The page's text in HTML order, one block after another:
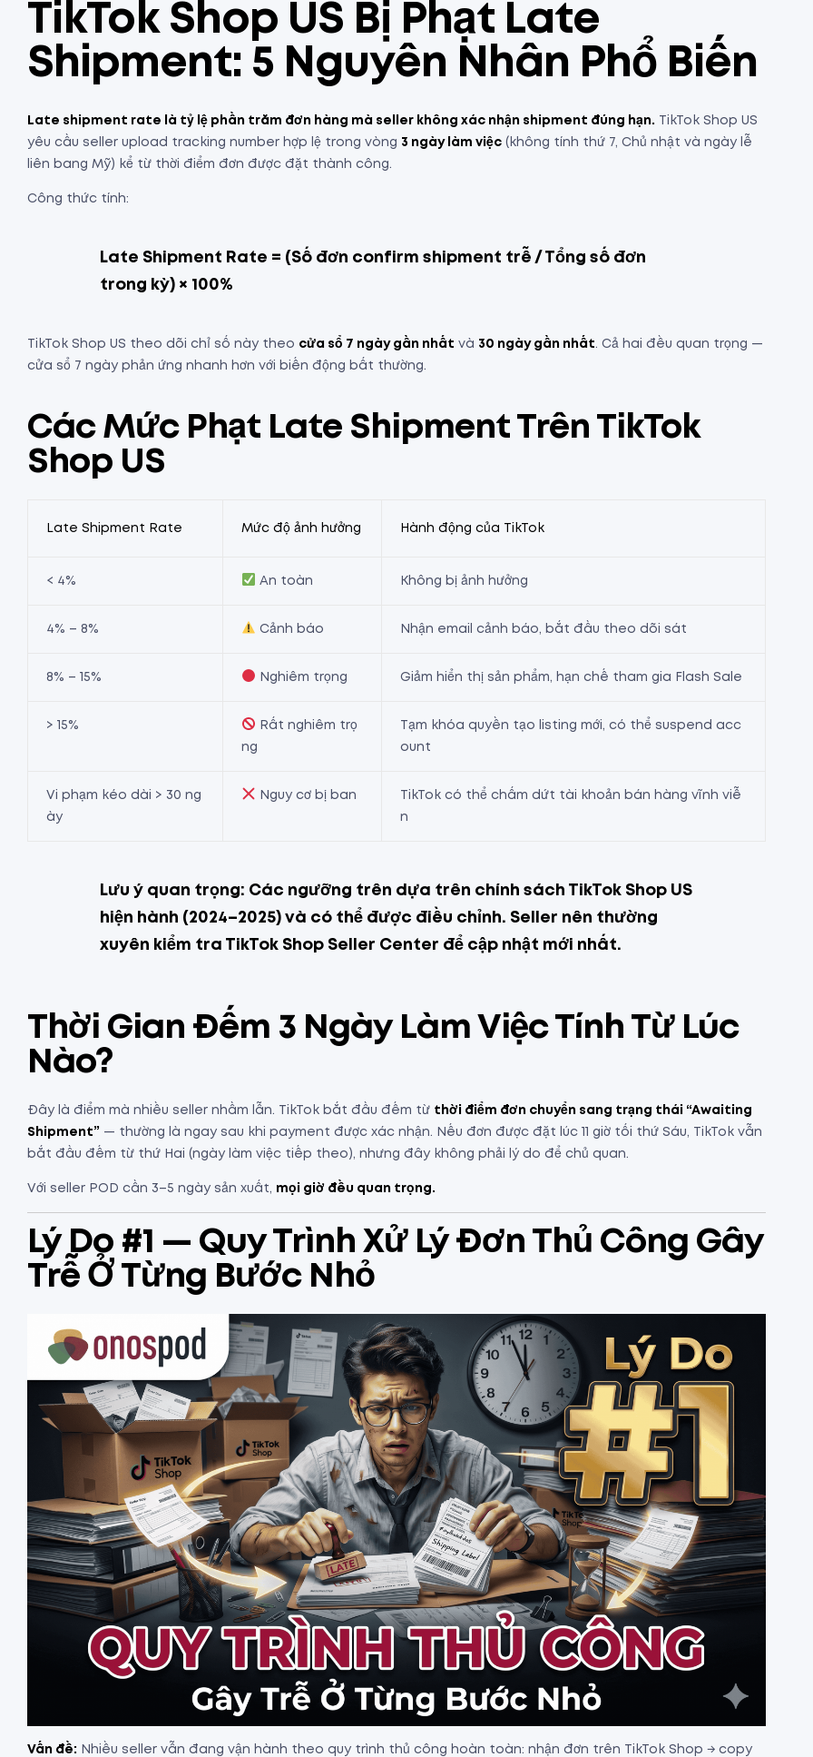
TikTok Shop US Bị Phạt Late
Shipment: 5 Nguyên Nhân Phổ Biến
Late shipment rate là tỷ lệ phần trăm đơn hàng mà seller không xác nhận shipment đúng hạn. TikTok Shop US
yêu cầu seller upload tracking number hợp lệ trong vòng 3 ngày làm việc (không tính thứ 7, Chủ nhật và ngày lễ
liên bang Mỹ) kể từ thời điểm đơn được đặt thành công.
Công thức tính:
Late Shipment Rate = (Số đơn confirm shipment trễ / Tổng số đơn
trong kỳ) × 100%
TikTok Shop US theo dõi chỉ số này theo cửa sổ 7 ngày gần nhất và 30 ngày gần nhất. Cả hai đều quan trọng —
cửa sổ 7 ngày phản ứng nhanh hơn với biến động bất thường.
Các Mức Phạt Late Shipment Trên TikTok
Shop US
Late Shipment Rate Mức độ ảnh hưởng Hành động của TikTok
< 4% An toàn Không bị ảnh hưởng
4% – 8% Cảnh báo Nhận email cảnh báo, bắt đầu theo dõi sát
8% – 15% Nghiêm trọng Giảm hiển thị sản phẩm, hạn chế tham gia Flash Sale
> 15%
Rất nghiêm trọ
ng
Tạm khóa quyền tạo listing mới, có thể suspend acc
ount
Vi phạm kéo dài > 30 ng
ày
Nguy cơ bị ban
TikTok có thể chấm dứt tài khoản bán hàng vĩnh viễ
n
Lưu ý quan trọng: Các ngưỡng trên dựa trên chính sách TikTok Shop US
hiện hành (2024–2025) và có thể được điều chỉnh. Seller nên thường
xuyên kiểm tra TikTok Shop Seller Center để cập nhật mới nhất.
Thời Gian Đếm 3 Ngày Làm Việc Tính Từ Lúc
Nào?
Đây là điểm mà nhiều seller nhầm lẫn. TikTok bắt đầu đếm từ thời điểm đơn chuyển sang trạng thái “Awaiting
Shipment” — thường là ngay sau khi payment được xác nhận. Nếu đơn được đặt lúc 11 giờ tối thứ Sáu, TikTok vẫn
bắt đầu đếm từ thứ Hai (ngày làm việc tiếp theo), nhưng đây không phải lý do để chủ quan.
Với seller POD cần 3–5 ngày sản xuất, mọi giờ đều quan trọng.
Lý Do #1 — Quy Trình Xử Lý Đơn Thủ Công Gây
Trễ Ở Từng Bước Nhỏ
Vấn đề: Nhiều seller vẫn đang vận hành theo quy trình thủ công hoàn toàn: nhận đơn trên TikTok Shop → copy